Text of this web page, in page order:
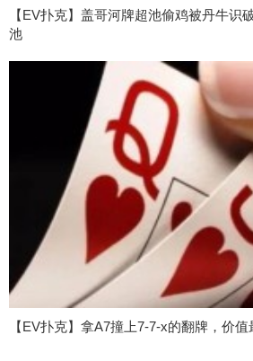
【EV扑克】盖哥河牌超池偷鸡被丹牛识
池
【EV扑克】拿A7撞上7-7-x的翻牌，价